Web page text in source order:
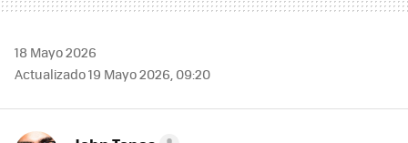
18 Mayo 2026
Actualizado 19 Mayo 2026, 09:20